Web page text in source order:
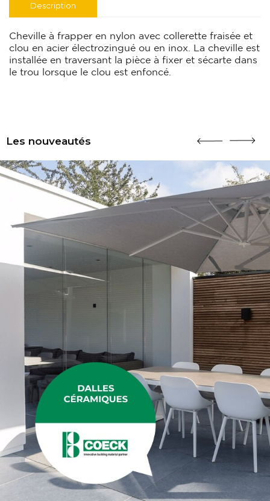
Description
Cheville à frapper en nylon avec collerette fraisée et
clou en acier électrozingué ou en inox. La cheville est
installée en traversant la pièce à fixer et sécarte dans
le trou lorsque le clou est enfoncé.
Les nouveautés